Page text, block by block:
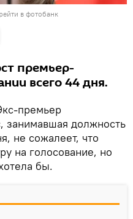
в фотобанк
премьер-
всего 44 дня.
премьер
занимавшая должность
не сожалеет, что
на голосование, но
бы.